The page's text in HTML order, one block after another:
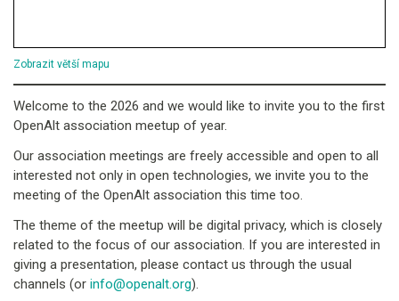
Zobrazit větší mapu
Welcome to the 2026 and we would like to invite you to the first
OpenAlt association meetup of year.
Our association meetings are freely accessible and open to all
interested not only in open technologies, we invite you to the
meeting of the OpenAlt association this time too.
The theme of the meetup will be digital privacy, which is closely
related to the focus of our association. If you are interested in
giving a presentation, please contact us through the usual
channels (or info@openalt.org).